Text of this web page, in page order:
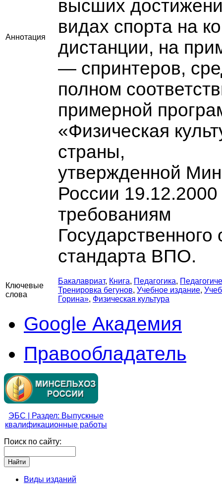
Аннотация
высших
видах спорта на
дистанции, на
— спринтеров,
полном
примерной
«Физическая
страны,
утвержденной
России 19.12.2000
требованиям
Государственного
стандарта ВПО.
Ключевые
слова
Бакалавриат, Книга, Педагогика,
Тренировка бегунов, Учебное издание,
Горина», Физическая культура
Google Академия
Правообладатель
ЭБС | Раздел: Выпускные
квалификационные работы
Поиск по сайту:
Виды изданий